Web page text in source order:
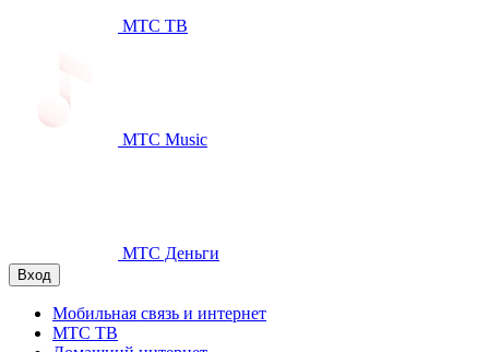
МТС ТВ
МТС Music
МТС Деньги
Вход
Мобильная связь и интернет
МТС ТВ